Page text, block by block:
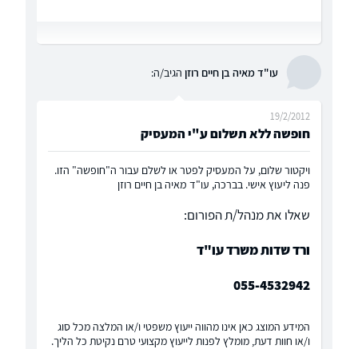
עו"ד מאיה בן חיים רוזן הגיב/ה:
חופשה ללא תשלום ע"י המעסיק
19/2/2012
ויקטור שלום, על המעסיק לפטר או לשלם עבור ה"חופשה" הזו.
פנה ליעוץ אישי. בברכה, עו"ד מאיה בן חיים רוזן
שאלו את מנהל/ת הפורום:
ורד שדות משרד עו"ד
055-4532942
המידע המוצג כאן אינו מהווה ייעוץ משפטי ו/או המלצה מכל סוג
ו/או חוות דעת, מומלץ לפנות לייעוץ מקצועי טרם נקיטת כל הליך.